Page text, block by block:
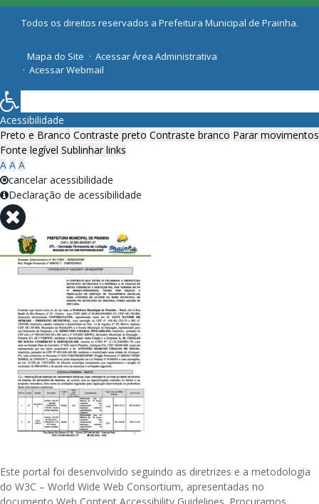
Todos os direitos reservados a Prefeitura Municipal de Prainha.
Mapa do Site
Acessar Área Administrativa
Acessar Webmail
Acessibilidade
Preto e Branco Contraste preto Contraste branco Parar movimentos
Fonte legível Sublinhar links
A A A
cancelar acessibilidade
Declaração de acessibilidade
Este portal foi desenvolvido seguindo as diretrizes e a metodologia
do W3C – World Wide Web Consortium, apresentadas no